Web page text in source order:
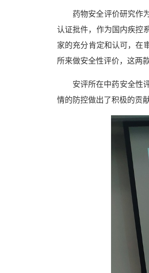
药物安全评价研究作
认证批件，作为国内疾控
家的充分肯定和认可，在
所来做安全性评价，这两
安评所在中药安全性
情的防控做出了积极的贡